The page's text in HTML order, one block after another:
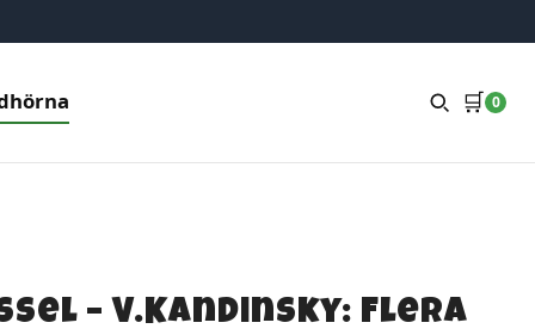
🛒 0
– V.Kandinsky: Flera